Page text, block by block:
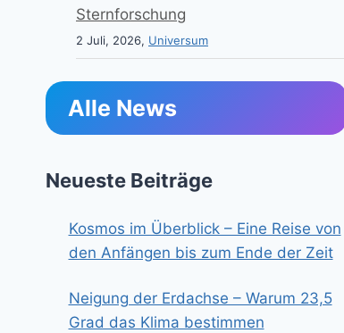
Sternforschung
2 Juli, 2026, Universum
Alle News
Neueste Beiträge
Kosmos im Überblick – Eine Reise von
den Anfängen bis zum Ende der Zeit
Neigung der Erdachse – Warum 23,5
Grad das Klima bestimmen